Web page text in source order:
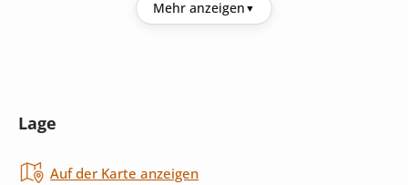
Toaster
Cerankochfeld
Mehr anzeigen
Lage
Auf der Karte anzeigen